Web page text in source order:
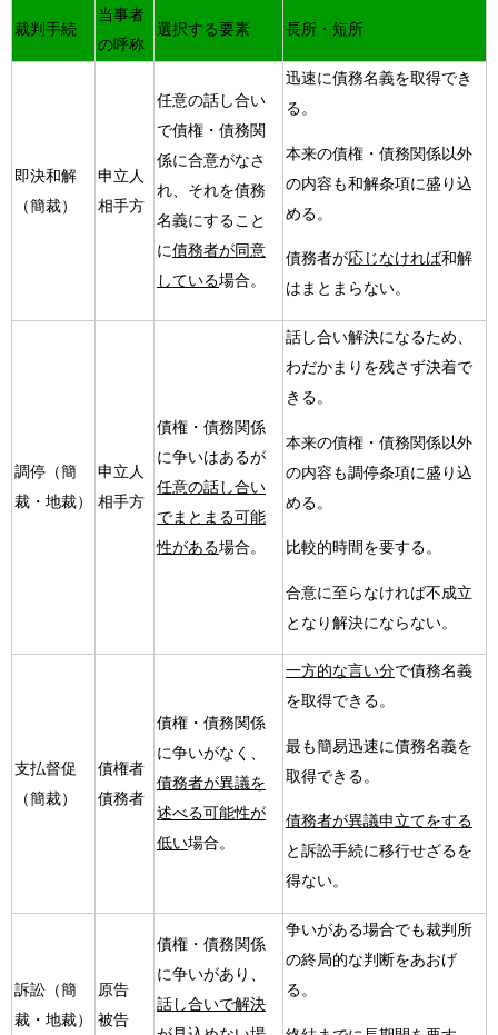
裁判手続
当事者
の呼称
選択する要素 長所・短所
即決和解
（簡裁）
申立人
相手方
任意の話し合い
で債権・債務関
係に合意がなさ
れ、それを債務
名義にすること
に債務者が同意
している場合。
迅速に債務名義を取得でき
る。
本来の債権・債務関係以外
の内容も和解条項に盛り込
める。
債務者が応じなければ和解
はまとまらない。
調停（簡
裁・地裁）
申立人
相手方
債権・債務関係
に争いはあるが
任意の話し合い
でまとまる可能
性がある場合。
話し合い解決になるため、
わだかまりを残さず決着で
きる。
本来の債権・債務関係以外
の内容も調停条項に盛り込
める。
比較的時間を要する。
合意に至らなければ不成立
となり解決にならない。
支払督促
（簡裁）
債権者
債務者
債権・債務関係
に争いがなく、
債務者が異議を
述べる可能性が
低い場合。
一方的な言い分で債務名義
を取得できる。
最も簡易迅速に債務名義を
取得できる。
債務者が異議申立てをする
と訴訟手続に移行せざるを
得ない。
訴訟（簡
裁・地裁）
原告
被告
債権・債務関係
に争いがあり、
話し合いで解決
争いがある場合でも裁判所
の終局的な判断をあおげ
る。